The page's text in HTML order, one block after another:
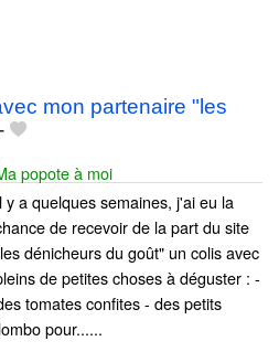
mon partenaire "les
popote à moi
y a quelques semaines, j'ai eu la
de recevoir de la part du site
dénicheurs du goût" un colis avec
de petites choses à déguster : -
tomates confites - des petits
pour......